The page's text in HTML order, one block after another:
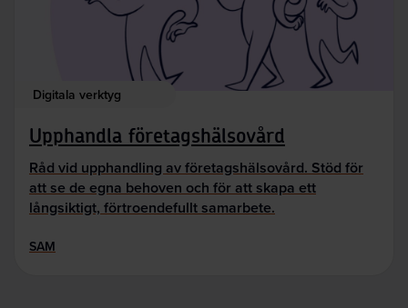
Digitala verktyg
Upphandla företagshälsovård
Råd vid upphandling av företagshälsovård. Stöd för
att se de egna behoven och för att skapa ett
långsiktigt, förtroendefullt samarbete.
SAM